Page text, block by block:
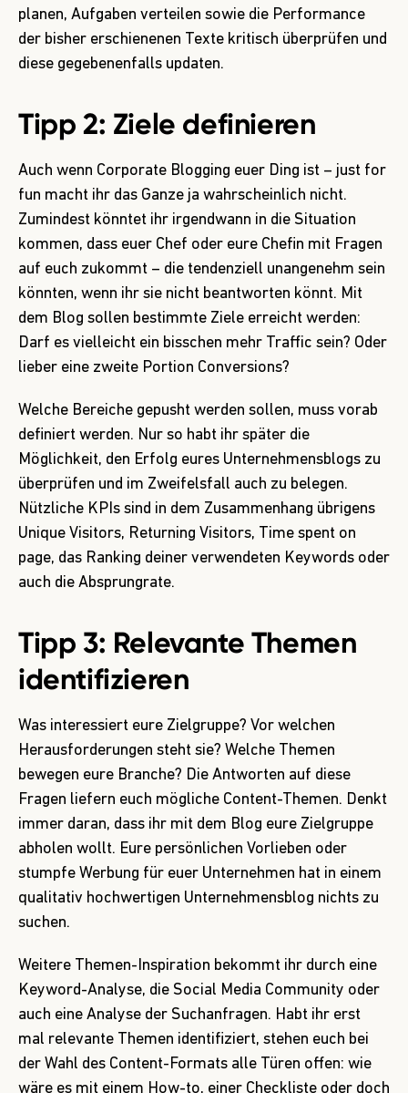
planen, Aufgaben verteilen sowie die Performance
der bisher erschienenen Texte kritisch überprüfen und
diese gegebenenfalls updaten.
Tipp 2: Ziele definieren
Auch wenn Corporate Blogging euer Ding ist – just for
fun macht ihr das Ganze ja wahrscheinlich nicht.
Zumindest könntet ihr irgendwann in die Situation
kommen, dass euer Chef oder eure Chefin mit Fragen
auf euch zukommt – die tendenziell unangenehm sein
könnten, wenn ihr sie nicht beantworten könnt. Mit
dem Blog sollen bestimmte Ziele erreicht werden:
Darf es vielleicht ein bisschen mehr Traffic sein? Oder
lieber eine zweite Portion Conversions?
Welche Bereiche gepusht werden sollen, muss vorab
definiert werden. Nur so habt ihr später die
Möglichkeit, den Erfolg eures Unternehmensblogs zu
überprüfen und im Zweifelsfall auch zu belegen.
Nützliche KPIs sind in dem Zusammenhang übrigens
Unique Visitors, Returning Visitors, Time spent on
page, das Ranking deiner verwendeten Keywords oder
auch die Absprungrate.
Tipp 3: Relevante Themen
identifizieren
Was interessiert eure Zielgruppe? Vor welchen
Herausforderungen steht sie? Welche Themen
bewegen eure Branche? Die Antworten auf diese
Fragen liefern euch mögliche Content-Themen. Denkt
immer daran, dass ihr mit dem Blog eure Zielgruppe
abholen wollt. Eure persönlichen Vorlieben oder
stumpfe Werbung für euer Unternehmen hat in einem
qualitativ hochwertigen Unternehmensblog nichts zu
suchen.
Weitere Themen-Inspiration bekommt ihr durch eine
Keyword-Analyse, die Social Media Community oder
auch eine Analyse der Suchanfragen. Habt ihr erst
mal relevante Themen identifiziert, stehen euch bei
der Wahl des Content-Formats alle Türen offen: wie
wäre es mit einem How-to, einer Checkliste oder doch